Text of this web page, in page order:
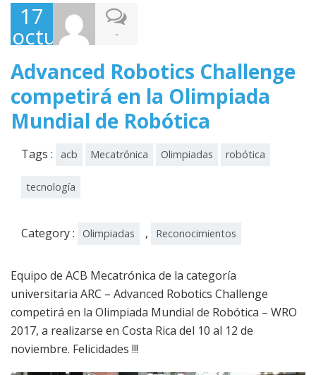
17
octubre,
2017
-
Advanced Robotics Challenge
competirá en la Olimpiada
Mundial de Robótica
Tags : acb Mecatrónica Olimpiadas robótica
tecnología
Category : Olimpiadas , Reconocimientos
Equipo de ACB Mecatrónica de la categoría
universitaria ARC – Advanced Robotics Challenge
competirá en la Olimpiada Mundial de Robótica – WRO
2017, a realizarse en Costa Rica del 10 al 12 de
noviembre. Felicidades !!!